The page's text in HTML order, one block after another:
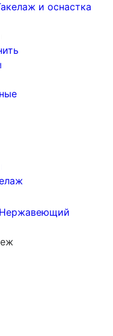
Нержавеющий